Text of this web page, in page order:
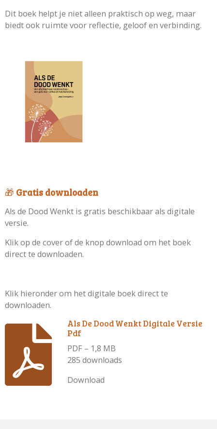
Dit boek helpt je niet alleen praktisch op weg, maar
biedt ook ruimte voor reflectie, geloof en verbinding.
🎁 Gratis downloaden
Als de Dood Wenkt is gratis beschikbaar als digitale
versie.
Klik op de cover of de knop download om het boek
direct te downloaden.
Klik hieronder om het digitale boek direct te
downloaden.
Als De Dood Wenkt Digitale Versie
Pdf
PDF – 1,8 MB
285 downloads
Download